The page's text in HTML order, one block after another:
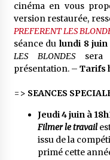
cinéma en vous
version restaurée,
PREFERENT LES
séance du lundi 8 juin
LES BLONDESsera
présentation. – Tarifs
=> SEANCES
Jeudi 4 juin à
Filmer le travail
issu de la
primé cette